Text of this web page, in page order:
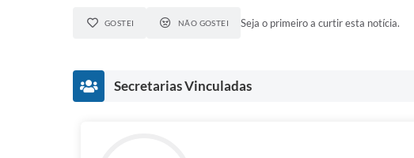
GOSTEI NÃO GOSTEI Seja o primeiro a curtir esta notícia.
Secretarias Vinculadas